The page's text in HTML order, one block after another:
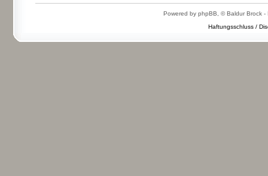
Powered by phpBB, © Baldur Brock -
Haftungsschluss /